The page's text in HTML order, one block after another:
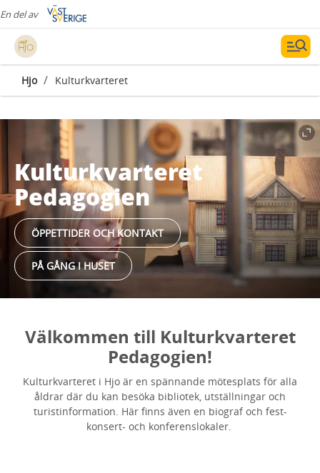
En del av
Hjo / Kulturkvarteret
Kulturkvarteret
Pedagogien
ÖPPETTIDER OCH KONTAKT
PÅ GÅNG I HUSET
Välkommen till Kulturkvarteret
Pedagogien!
Kulturkvarteret i Hjo är en spännande mötesplats för alla
åldrar där du kan besöka bibliotek, utställningar och
turistinformation. Här finns även en biograf och fest-
konsert- och konferenslokaler.